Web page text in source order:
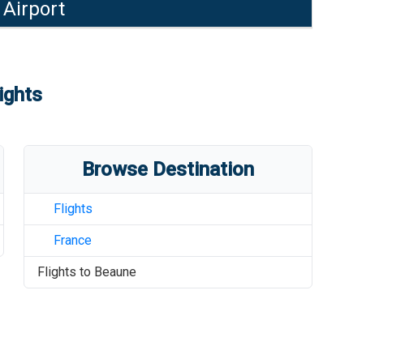
Airport
Browse Destination
Flights
France
Flights to Beaune